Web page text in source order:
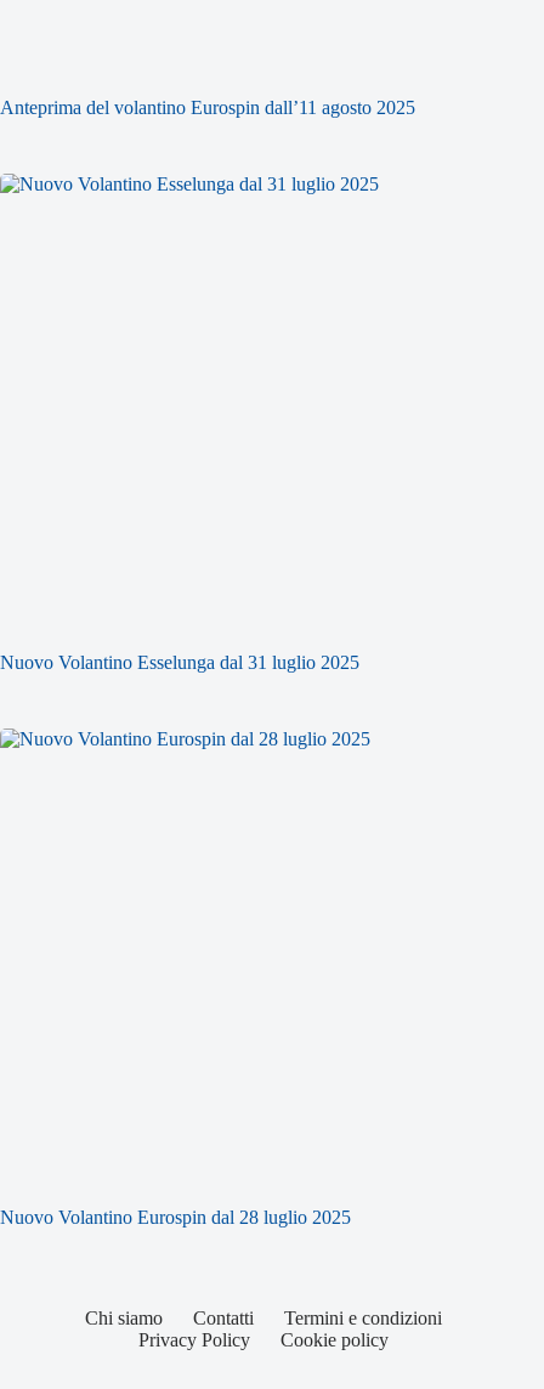
Anteprima del volantino Eurospin dall’11 agosto 2025
Nuovo Volantino Esselunga dal 31 luglio 2025
Nuovo Volantino Eurospin dal 28 luglio 2025
Chi siamo Contatti
Termini e condizioni
Privacy Policy
Cookie policy